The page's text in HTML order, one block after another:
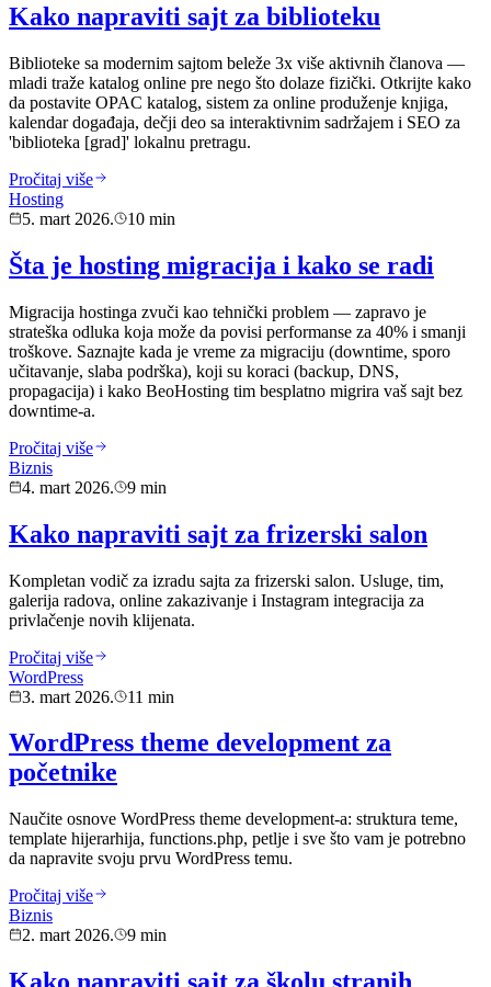
Kako napraviti sajt za biblioteku
Biblioteke sa modernim sajtom beleže 3x više aktivnih članova —
mladi traže katalog online pre nego što dolaze fizički. Otkrijte kako
da postavite OPAC katalog, sistem za online produženje knjiga,
kalendar događaja, dečji deo sa interaktivnim sadržajem i SEO za
'biblioteka [grad]' lokalnu pretragu.
Pročitaj više
Hosting
5. mart 2026.
10 min
Šta je hosting migracija i kako se radi
Migracija hostinga zvuči kao tehnički problem — zapravo je
strateška odluka koja može da povisi performanse za 40% i smanji
troškove. Saznajte kada je vreme za migraciju (downtime, sporo
učitavanje, slaba podrška), koji su koraci (backup, DNS,
propagacija) i kako BeoHosting tim besplatno migrira vaš sajt bez
downtime-a.
Pročitaj više
Biznis
4. mart 2026.
9 min
Kako napraviti sajt za frizerski salon
Kompletan vodič za izradu sajta za frizerski salon. Usluge, tim,
galerija radova, online zakazivanje i Instagram integracija za
privlačenje novih klijenata.
Pročitaj više
WordPress
3. mart 2026.
11 min
WordPress theme development za
početnike
Naučite osnove WordPress theme development-a: struktura teme,
template hijerarhija, functions.php, petlje i sve što vam je potrebno
da napravite svoju prvu WordPress temu.
Pročitaj više
Biznis
2. mart 2026.
9 min